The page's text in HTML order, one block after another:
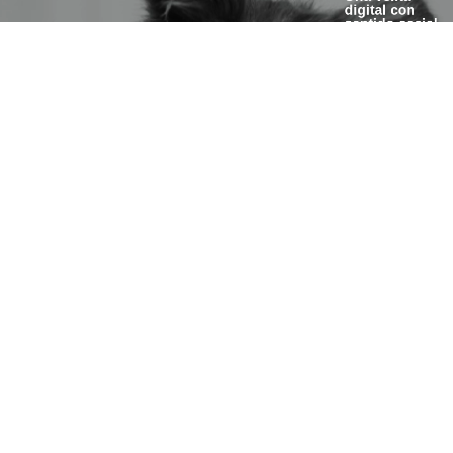
digital con
sentido social